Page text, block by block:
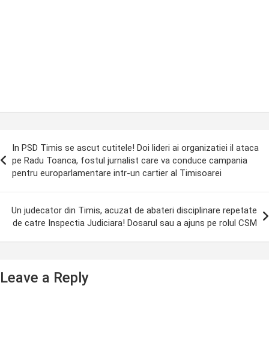
In PSD Timis se ascut cutitele! Doi lideri ai organizatiei il ataca
pe Radu Toanca, fostul jurnalist care va conduce campania
pentru europarlamentare intr-un cartier al Timisoarei
Un judecator din Timis, acuzat de abateri disciplinare repetate
de catre Inspectia Judiciara! Dosarul sau a ajuns pe rolul CSM
Leave a Reply